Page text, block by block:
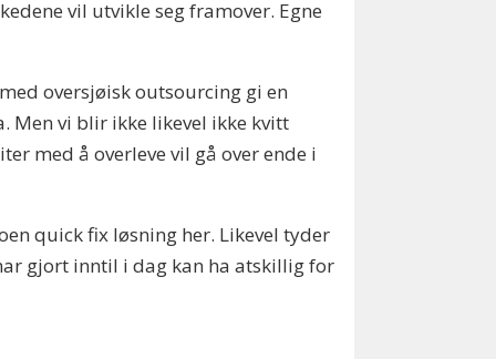
vil utvikle seg framover. Egne
oversjøisk outsourcing gi en
Men vi blir ikke likevel ikke kvitt
med å overleve vil gå over ende i
quick fix løsning her. Likevel tyder
gjort inntil i dag kan ha atskillig for